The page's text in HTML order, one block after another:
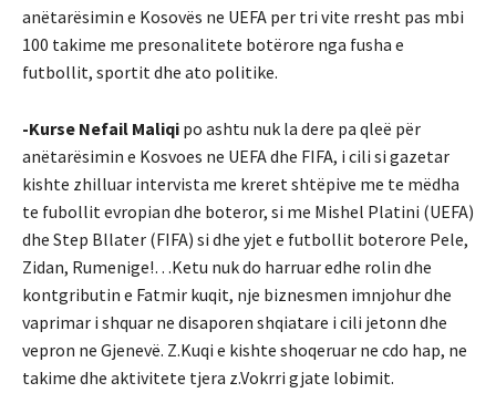
anëtarësimin e Kosovës ne UEFA per tri vite rresht pas mbi
100 takime me presonalitete botërore nga fusha e
futbollit, sportit dhe ato politike.
-Kurse Nefail Maliqi po ashtu nuk la dere pa qleë për
anëtarësimin e Kosvoes ne UEFA dhe FIFA, i cili si gazetar
kishte zhilluar intervista me kreret shtëpive me te mëdha
te fubollit evropian dhe boteror, si me Mishel Platini (UEFA)
dhe Step Bllater (FIFA) si dhe yjet e futbollit boterore Pele,
Zidan, Rumenige!…Ketu nuk do harruar edhe rolin dhe
kontgributin e Fatmir kuqit, nje biznesmen imnjohur dhe
vaprimar i shquar ne disaporen shqiatare i cili jetonn dhe
vepron ne Gjenevë. Z.Kuqi e kishte shoqeruar ne cdo hap, ne
takime dhe aktivitete tjera z.Vokrri gjate lobimit.